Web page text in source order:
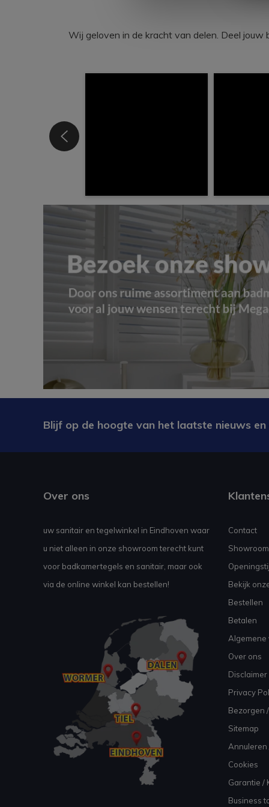
Wij geloven in de kracht van delen. Deel jouw
Blijf op de hoogte van het laatste nieuws
Over ons
uw sanitair en tegelwinkel in Eindhoven waar
u niet alleen in onze showroom terecht kunt
voor badkamertegels en sanitair, maar ook
via de online winkel kan bestellen!
Contact
Bekijk
Bestellen
Betalen
Algemene
Over ons
Disclaimer
Privacy
Bezorgen
Sitemap
Annuleren
Cookies
Garantie /
Business